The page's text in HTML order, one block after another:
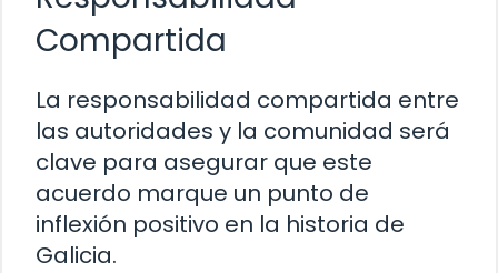
Compartida
La responsabilidad compartida entre
las autoridades y la comunidad será
clave para asegurar que este
acuerdo marque un punto de
inflexión positivo en la historia de
Galicia.